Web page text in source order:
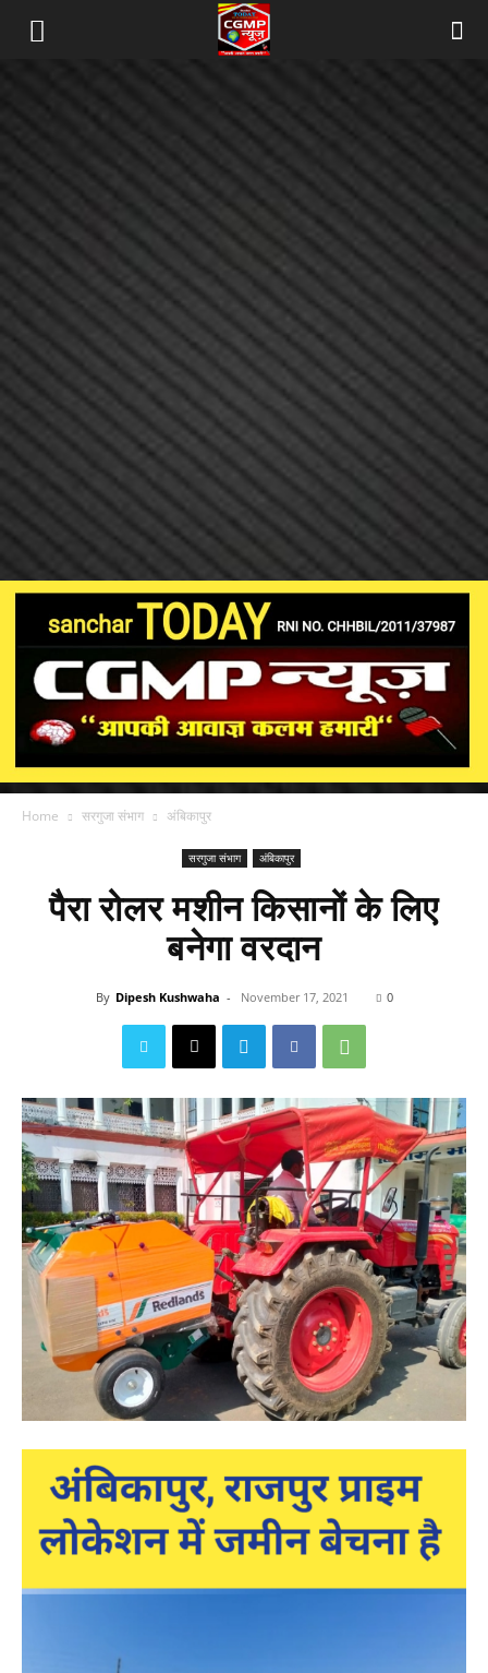
Home सरगुजा संभाग अंबिकापुर
सरगुजा संभाग अंबिकापुर
पैरा रोलर मशीन किसानों के लिए
बनेगा वरदान
By Dipesh Kushwaha - November 17, 2021 0